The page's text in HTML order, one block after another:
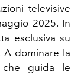
televisive
2025. In
esclusiva su
A dominare la
guida le